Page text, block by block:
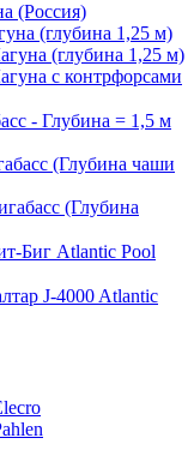
(Россия)
(глубина 1,25 м)
(глубина 1,25 м)
с контрфорсами
- Глубина = 1,5 м
(Глубина чаши
(Глубина
Биг Atlantic Pool
J-4000 Atlantic